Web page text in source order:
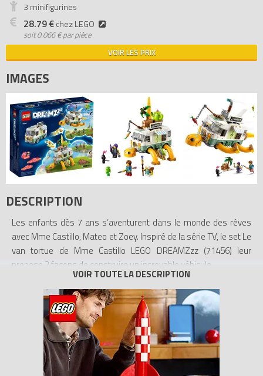
3 minifigurines
28.79 €chez LEGO
soit0.066 € par pièce
VOIR LES PRIX
IMAGES
DESCRIPTION
Les enfants dès 7 ans s’aventurent dans le monde des rêves
avec Mme Castillo, Mateo et Zoey. Inspiré de la série TV, le set Le
van tortue de Mme Castillo LEGO DREAMZzz (71456) leur
propose 2 façons de construire un incroyable véhicule.
tortue de Mme Castillo a des roues mobiles et un toit amovible.
Les enfants peuvent jouer des heures à le personnaliser de 2
façons différentes à l’aide d’instructions basées sur une
histoire. En mode fête, le van tortue peut être décoré d’un arbre,
d’un cactus et d’un coffre aux trésors. En mode sous-marin
volant, il se dote d’un missile et d’un périscope. Ce dernier mode